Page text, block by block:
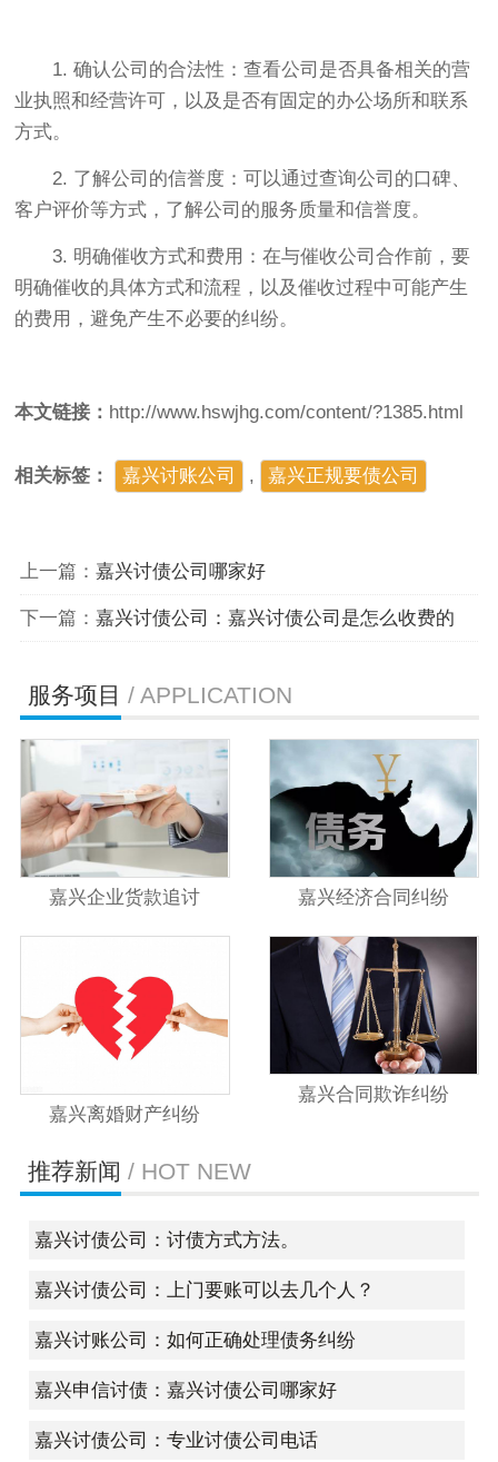
1. 确认公司的合法性：查看公司是否具备相关的营
业执照和经营许可，以及是否有固定的办公场所和联系
方式。
2. 了解公司的信誉度：可以通过查询公司的口碑、
客户评价等方式，了解公司的服务质量和信誉度。
3. 明确催收方式和费用：在与催收公司合作前，要
明确催收的具体方式和流程，以及催收过程中可能产生
的费用，避免产生不必要的纠纷。
本文链接： http://www.hswjhg.com/content/?1385.html
相关标签： 嘉兴讨账公司 , 嘉兴正规要债公司
上一篇： 嘉兴讨债公司哪家好
下一篇： 嘉兴讨债公司：嘉兴讨债公司是怎么收费的
服务项目 / APPLICATION
嘉兴企业货款追讨 嘉兴经济合同纠纷
嘉兴离婚财产纠纷
嘉兴合同欺诈纠纷
推荐新闻 / HOT NEW
嘉兴讨债公司：讨债方式方法。
嘉兴讨债公司：上门要账可以去几个人？
嘉兴讨账公司：如何正确处理债务纠纷
嘉兴申信讨债：嘉兴讨债公司哪家好
嘉兴讨债公司：专业讨债公司电话